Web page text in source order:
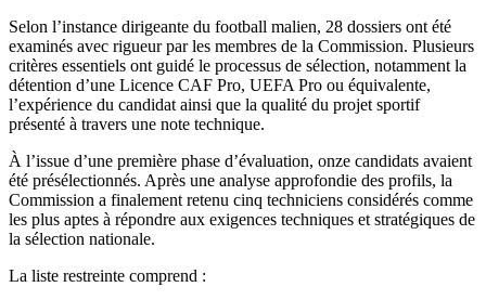
Selon l’instance dirigeante du football malien, 28 dossiers ont été
examinés avec rigueur par les membres de la Commission. Plusieurs
critères essentiels ont guidé le processus de sélection, notamment la
détention d’une Licence CAF Pro, UEFA Pro ou équivalente,
l’expérience du candidat ainsi que la qualité du projet sportif
présenté à travers une note technique.
À l’issue d’une première phase d’évaluation, onze candidats avaient
été présélectionnés. Après une analyse approfondie des profils, la
Commission a finalement retenu cinq techniciens considérés comme
les plus aptes à répondre aux exigences techniques et stratégiques de
la sélection nationale.
La liste restreinte comprend :